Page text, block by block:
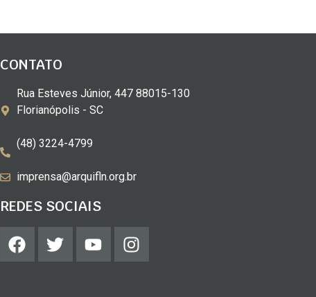
CONTATO
Rua Esteves Júnior, 447 88015-130
Florianópolis - SC
(48) 3224-4799
imprensa@arquifln.org.br
REDES SOCIAIS